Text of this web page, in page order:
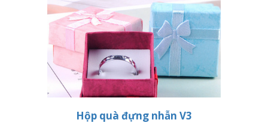
Hộp quà đựng nhẫn V3